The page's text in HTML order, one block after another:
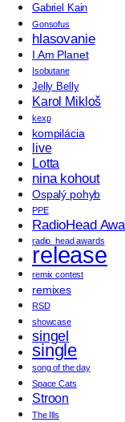
Gabriel Kain
Gonsofus
hlasovanie
I Am Planet
Isobutane
Jelly Belly
Karol Mikloš
kexp
kompilácia
live
Lotta
nina kohout
Ospalý pohyb
PPE
RadioHead
radio_head awards
release
remix contest
remixes
RSD
showcase
singel
single
song of the day
Space Cats
Stroon
The Ills